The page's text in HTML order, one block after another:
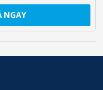
NGAY